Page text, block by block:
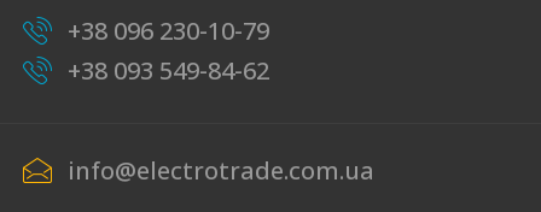
+38 096 230-10-79
+38 093 549-84-62
info@electrotrade.com.ua